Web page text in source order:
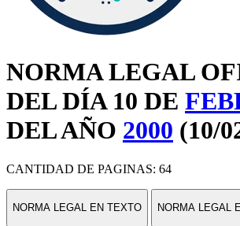
NORMA LEGAL
DEL DÍA 10 DE
DEL AÑO 2000 (10/
CANTIDAD DE PAGINAS: 64
NORMA LEGAL EN TEXTO NORMA LEGAL